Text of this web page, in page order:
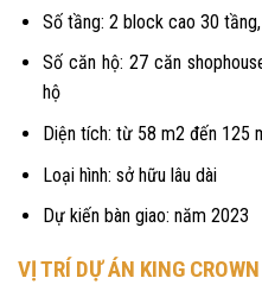
Số tầng: 2 block cao 30
Số căn hộ: 27 căn
hộ
Diện tích: từ 58 m2 đến 125
Loại hình: sở hữu lâu dài
Dự kiến bàn giao: năm 2023
VỊ TRÍ DỰ ÁN KING